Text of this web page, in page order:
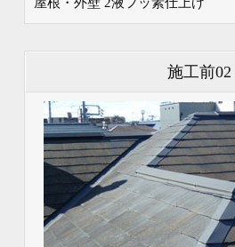
施工前02